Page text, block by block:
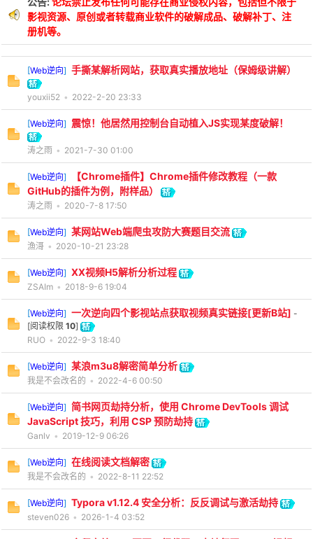
影视资源、原创或者转载商业软件的破解成品、破解补丁、注
册机等。
[Web逆向] 手撕某解析网站，获取真实播放地址（保姆级讲解）
youxii52 • 2022-2-20 23:33
[Web逆向] 震惊！他居然用控制台自动植入JS实现某度破解！
涛之雨 • 2021-7-30 01:00
[Web逆向]
【Chrome插件】Chrome插件修改教程（一款
GitHub的插件为例，附样品）
涛之雨 • 2020-7-8 17:50
[Web逆向] 某网站Web端爬虫攻防大赛题目交流
漁滒 • 2020-10-21 23:28
[Web逆向] XX视频H5解析分析过程
ZSAIm • 2018-9-6 19:04
[Web逆向] 一次逆向四个影视站点获取视频真实链接[更新B站] -
[阅读权限 10]
RUO • 2022-9-3 18:40
[Web逆向] 某浪m3u8解密简单分析
我是不会改名的 • 2022-4-6 00:50
[Web逆向] 简书网页劫持分析，使用 Chrome DevTools 调试
JavaScript 技巧，利用 CSP 预防劫持
Ganlv • 2019-12-9 06:26
[Web逆向] 在线阅读文档解密
我是不会改名的 • 2022-8-11 22:52
[Web逆向] Typora v1.12.4 安全分析：反反调试与激活劫持
steven026 • 2026-1-4 03:52